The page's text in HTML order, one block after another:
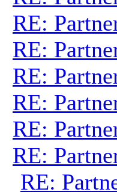
RE:
RE:
RE:
RE:
RE:
RE:
RE: